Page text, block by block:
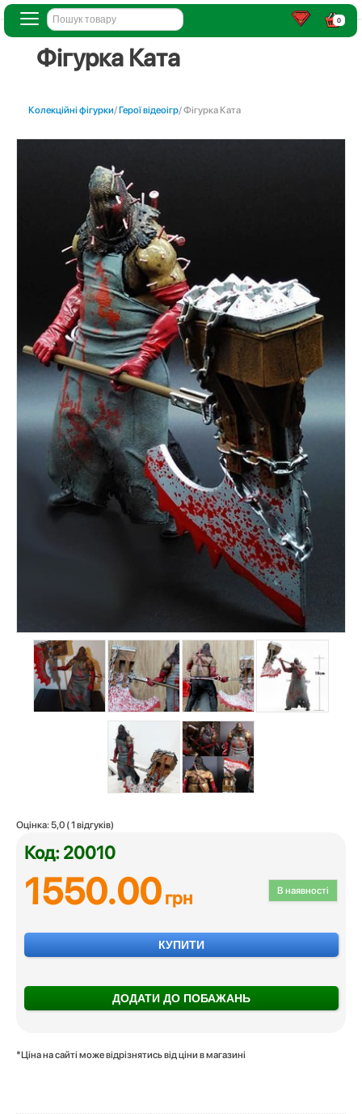
0
Фігурка Ката
Колекційні фігурки/Герої відеоігр/ Фігурка Ката
Оцінка: 5,0 (1 відгуків)
Код: 20010
В наявності
1550.00грн
КУПИТИ
ДОДАТИ ДО ПОБАЖАНЬ
*Ціна на сайті може відрізнятись від ціни в магазині